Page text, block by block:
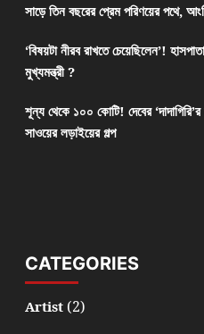
সাড়ে তিন বছরের প্রেম পরিণয়ের পথে,
‘বিষয়টা নীরব রাখতে চেয়েছিলেন’!
মুখ্যমন্ত্রী ?
শূন্য থেকে ১০০ কোটি! দেবের
সাওয়ের লড়াইয়ের গল্প
CATEGORIES
Artist(2)